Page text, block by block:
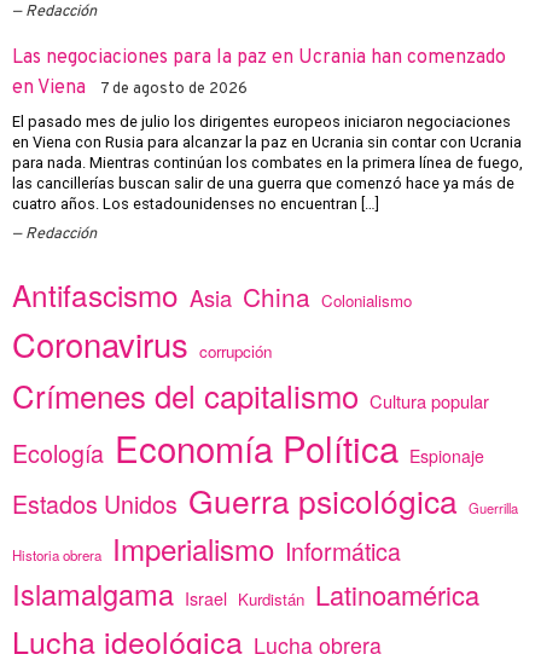
Redacción
Las negociaciones para la paz en Ucrania han comenzado
en Viena
7 de agosto de 2026
El pasado mes de julio los dirigentes europeos iniciaron negociaciones
en Viena con Rusia para alcanzar la paz en Ucrania sin contar con Ucrania
para nada. Mientras continúan los combates en la primera línea de fuego,
las cancillerías buscan salir de una guerra que comenzó hace ya más de
cuatro años. Los estadounidenses no encuentran […]
Redacción
Antifascismo Asia China Colonialismo
Coronavirus corrupción
Crímenes del capitalismo Cultura popular
Ecología Economía Política Espionaje
Estados Unidos Guerra psicológica Guerrilla
Historia obrera Imperialismo Informática
Islamalgama Israel Kurdistán Latinoamérica
Lucha ideológica Lucha obrera